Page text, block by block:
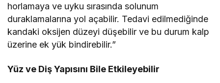
horlamaya ve uyku sırasında solunum
duraklamalarına yol açabilir. Tedavi edilmediğinde
kandaki oksijen düzeyi düşebilir ve bu durum kalp
üzerine ek yük bindirebilir.”
Yüz ve Diş Yapısını Bile Etkileyebilir